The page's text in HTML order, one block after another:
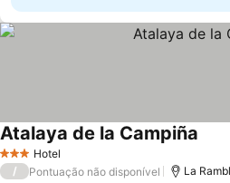
3 EstrelasHotel
Atalaya de la Campiña
/ Pontuação não disponível La